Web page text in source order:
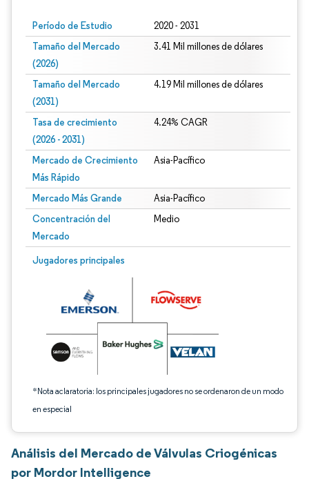
Período de Estudio 2020 - 2031
Tamaño del Mercado
(2026)
3.41 Mil millones de dólares
Tamaño del Mercado
(2031)
4.19 Mil millones de dólares
Tasa de crecimiento
(2026 - 2031)
4.24% CAGR
Mercado de Crecimiento
Más Rápido
Asia-Pacífico
Mercado Más Grande Asia-Pacífico
Concentración del
Mercado
Medio
Jugadores principales
*Nota aclaratoria: los principales jugadores no se ordenaron de un modo
en especial
Imagen © Mordor Intelligence. El uso requiere atribución según CC BY 4.0.
Análisis del Mercado de Válvulas Criogénicas
por Mordor Intelligence